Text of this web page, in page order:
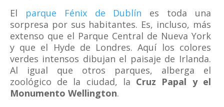
El parque Fénix de Dublín es toda una
sorpresa por sus habitantes. Es, incluso, más
extenso que el Parque Central de Nueva York
y que el Hyde de Londres. Aquí los colores
verdes intensos dibujan el paisaje de Irlanda.
Al igual que otros parques, alberga el
zoológico de la ciudad, la Cruz Papal y el
Monumento Wellington.